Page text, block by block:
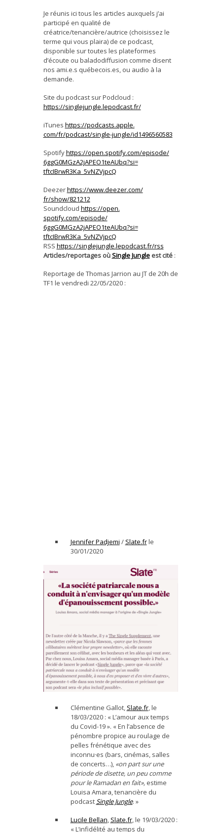
Je réunis ici tous les articles auxquels j’ai
participé en qualité de
créatrice/tenancière/autrice (choisissez le
terme qui vous plaira) de ce podcast,
disponible sur toutes les plateformes
d’écoute ou baladodiffusion comme disent
nos ami.e.s québecois.es, ou audio à la
demande.
Site du podcast sur Podcloud :
https://singlejungle.lepodcast.fr/
iTunes https://podcasts.apple.
com/fr/podcast/single-jungle/id1496560583
Spotifyhttps://open.spotify.com/episode/
6ggG0MGzA2jAPEO1teAUbq?si=
tftcIBrwR3Ka_5vNZVjpcQ
Deezerhttps://www.deezer.com/
fr/show/821212
Soundcloud https://open.
spotify.com/episode/
6ggG0MGzA2jAPEO1teAUbq?si=
tftcIBrwR3Ka_5vNZVjpcQ
RSS https://singlejungle.lepodcast.fr/rss
Articles/reportages oùSingle Jungleest cité:
Reportage de Thomas Jarrion au JT de 20h de
TF1 le vendredi 22/05/2020 :
Jennifer Padjemi / Slate.frle
30/01/2020
Clémentine Gallot, Slate.fr, le
18/03/2020 : « L’amour aux temps
du Covid-19 ». « En l’absence de
pénombre propice au roulage de
pelles frénétique avec des
inconnu·es (bars, cinémas, salles
de concerts…), «on part sur une
période de disette, un peu comme
pour le Ramadan en fait»,estime
Louisa Amara, tenancière du
podcast Single Jungle. »
Lucile Bellan Slate.fr, le 19/03/2020 :
« L’infidélité au temps du